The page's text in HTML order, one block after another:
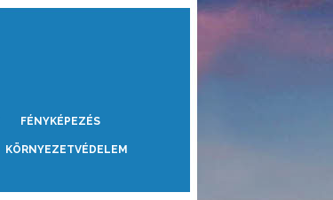
FÉNYKÉPEZÉS
KÖRNYEZETVÉDELEM